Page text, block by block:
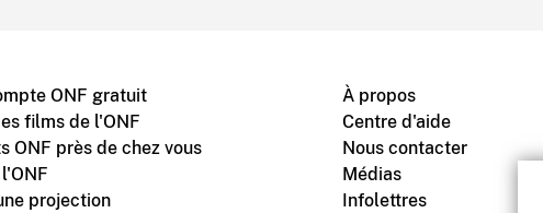
ONF gratuit
films de l'ONF
ONF près de chez vous
projection
À propos
Centre d'aide
Nous contacter
Médias
Infolettres